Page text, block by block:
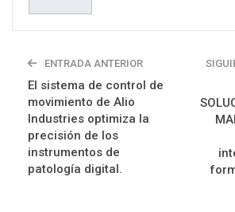
ENTRADA ANTERIOR
El sistema de control de
movimiento de Alio
Industries optimiza la
precisión de los
instrumentos de
patología digital.